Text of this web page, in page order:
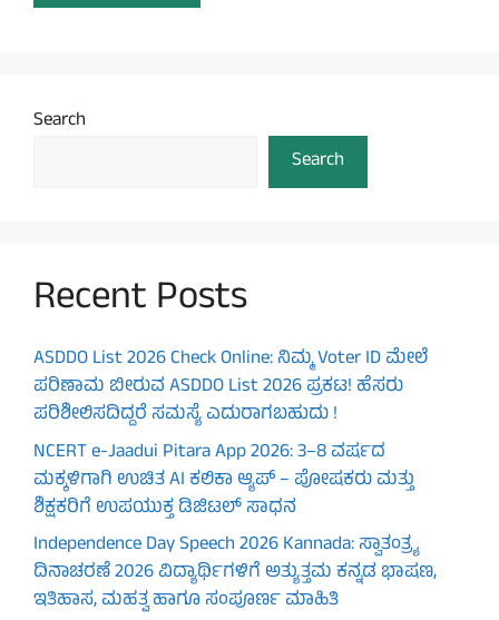
Search
Search
Recent Posts
ASDDO List 2026 Check Online: ನಿಮ್ಮ Voter ID ಮೇಲೆ
ಪರಿಣಾಮ ಬೀರುವ ASDDO List 2026 ಪ್ರಕಟ! ಹೆಸರು
ಪರಿಶೀಲಿಸದಿದ್ದರೆ ಸಮಸ್ಯೆ ಎದುರಾಗಬಹುದು !
NCERT e-Jaadui Pitara App 2026: 3–8 ವರ್ಷದ
ಮಕ್ಕಳಿಗಾಗಿ ಉಚಿತ AI ಕಲಿಕಾ ಆ್ಯಪ್ – ಪೋಷಕರು ಮತ್ತು
ಶಿಕ್ಷಕರಿಗೆ ಉಪಯುಕ್ತ ಡಿಜಿಟಲ್ ಸಾಧನ
Independence Day Speech 2026 Kannada: ಸ್ವಾತಂತ್ರ್ಯ
ದಿನಾಚರಣೆ 2026 ವಿದ್ಯಾರ್ಥಿಗಳಿಗೆ ಅತ್ಯುತ್ತಮ ಕನ್ನಡ ಭಾಷಣ,
ಇತಿಹಾಸ, ಮಹತ್ವ ಹಾಗೂ ಸಂಪೂರ್ಣ ಮಾಹಿತಿ